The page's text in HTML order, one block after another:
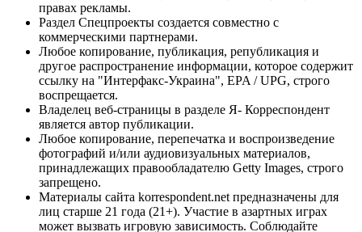
правах рекламы.
Раздел Спецпроекты создается совместно с
коммерческими партнерами.
Любое копирование, публикация, републикация и
другое распространение информации, которое содержит
ссылку на "Интерфакс-Украина", EPA / UPG, строго
воспрещается.
Владелец веб-страницы в разделе Я- Корреспондент
является автор публикации.
Любое копирование, перепечатка и воспроизведение
фотографий и/или аудиовизуальных материалов,
принадлежащих правообладателю Getty Images, строго
запрещено.
Материалы сайта korrespondent.net предназначены для
лиц старше 21 года (21+). Участие в азартных играх
может вызвать игровую зависимость. Соблюдайте